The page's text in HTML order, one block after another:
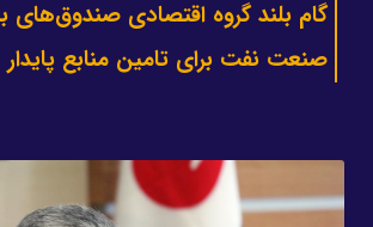
گام بلند گروه اقتصادی صندوق‌های
صنعت نفت برای تامین منابع پایدار